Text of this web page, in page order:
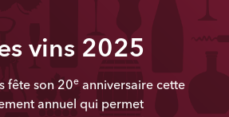
vins 2025
fête son 20e anniversaire cette
annuel qui permet